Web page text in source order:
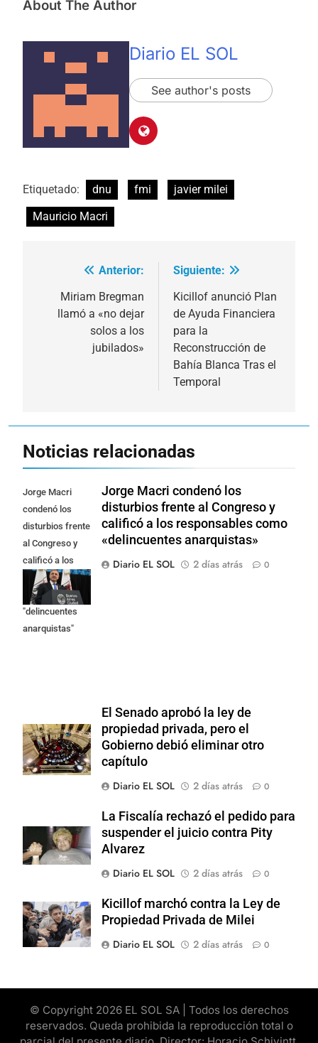
About The Author
Diario EL SOL
See author's posts
Etiquetado: dnu fmi
javier milei
Mauricio Macri
Navegación
entradas
Anterior:
Miriam Bregman
llamó a «no dejar
solos a los
jubilados»
Siguiente:
Kicillof anunció Plan
de Ayuda Financiera
para la
Reconstrucción de
Bahía Blanca Tras el
Temporal
Noticias relacionadas
Jorge Macri
condenó los
disturbios frente
al Congreso y
calificó a los
responsables
como
"delincuentes
anarquistas"
Jorge Macri condenó los
disturbios frente al Congreso y
calificó a los responsables como
«delincuentes anarquistas»
Diario EL SOL
2 días atrás 0
El Senado aprobó la ley de
propiedad privada, pero el
Gobierno debió eliminar otro
capítulo
Diario EL SOL
2 días atrás 0
La Fiscalía rechazó el pedido para
suspender el juicio contra Pity
Alvarez
Diario EL SOL
2 días atrás 0
Kicillof marchó contra la Ley de
Propiedad Privada de Milei
Diario EL SOL
2 días atrás 0
© Copyright 2026 EL SOL SA | Todos los derechos
reservados. Queda prohibida la reproducción total o